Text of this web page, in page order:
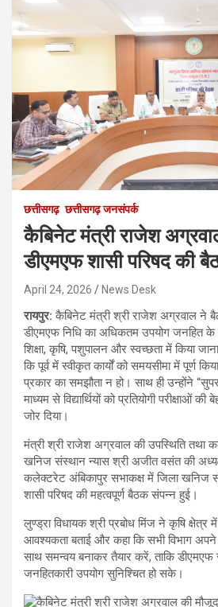
छत्तीसगढ़ छत्तीसगढ़ जनसंपर्क
कैबिनेट मंत्री राजेश
डीएमएफ शासी परिषद की
April 24, 2026 News Desk
रायपुर:कैबिनेट मंत्री श्री राजेश अग्रवाल ने
डीएमएफ निधि का अधिकतम उपयोग जनहित के
शिक्षा, कृषि, पशुपालन और स्वच्छता में किया
कि पूर्व में स्वीकृत कार्यों को समयसीमा में पूर्ण
प्रकार का समझौता न हो। साथ ही उन्होंने
माध्यम से विद्यार्थियों को प्रतियोगी परीक्षाओं
जोर दिया।
मंत्री श्री राजेश अग्रवाल की उपस्थिति तथा
खनिज संस्थान न्यास श्री अजीत वसंत की
कलेक्टरेट अंबिकापुर सभाकक्ष में जिला खनिज
शासी परिषद की महत्वपूर्ण बैठक संपन्न हुई।
लुण्ड्रा विधायक श्री प्रबोध मिंज ने कृषि क्षेत्र
आवश्यकता बताई और कहा कि सभी विभाग अपने
साथ समन्वय बनाकर तैयार करें, ताकि डीएमएफ
जनहितकारी उपयोग सुनिश्चित हो सके।